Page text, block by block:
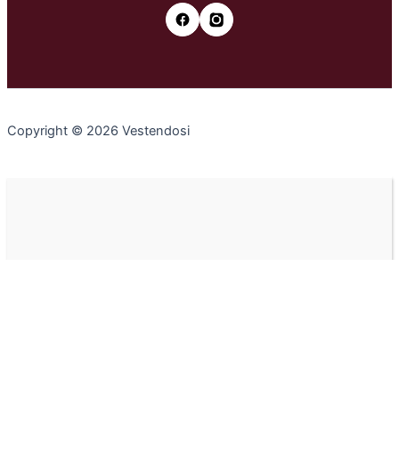
Copyright © 2026 Vestendosi